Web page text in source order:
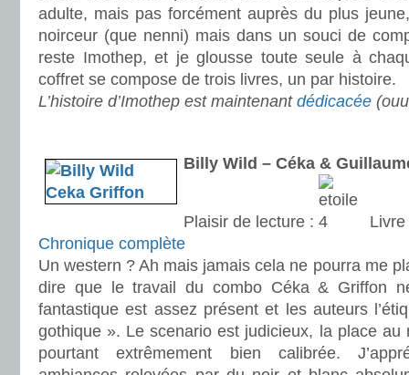
adulte, mais pas forcément auprès du plus
noirceur (que nenni) mais dans un souci de
reste Imothep, et je glousse toute seule à
coffret se compose de trois livres, un par histoire.
L’histoire d’Imothep est maintenant dédicacée
Billy Wild – Céka &
Plaisir de lecture :
Chronique complète
Un western ? Ah mais jamais cela ne pourra me
dire que le travail du combo Céka & Griffon
fantastique est assez présent et les auteurs
gothique ». Le scenario est judicieux, la place au
pourtant extrêmement bien calibrée.